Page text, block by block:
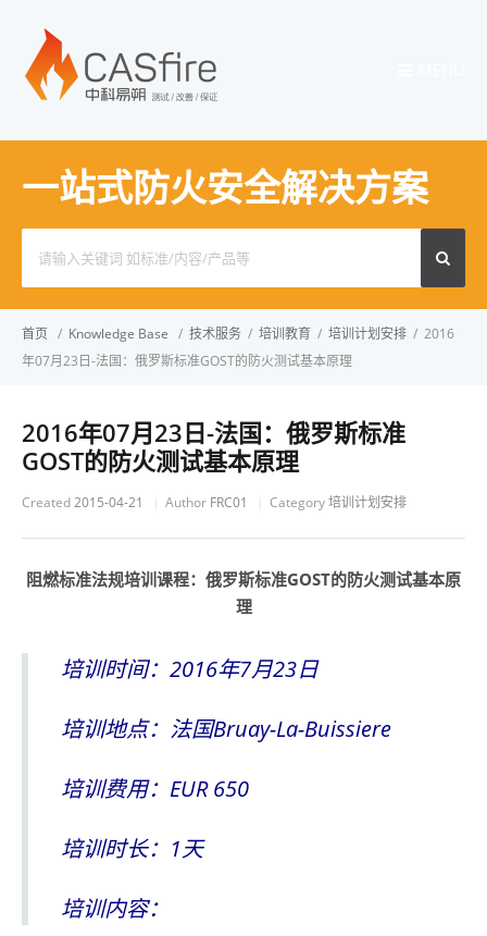
一站式防火安全解决方案
for:
首页 / Knowledge Base / 技术服务 / 培训教育 / 培训计划安排 / 2016
年07月23日-法国：俄罗斯标准GOST的防火测试基本原理
2016年07月23日-法国：俄罗斯标准
GOST的防火测试基本原理
Created2015-04-21 Author FRC01 Category培训计划安排
阻燃标准法规培训课程：俄罗斯标准GOST的防火测试基本原
理
培训时间：2016年7月23日
培训地点：法国Bruay-La-Buissiere
培训费用：EUR 650
培训时长：1天
培训内容：